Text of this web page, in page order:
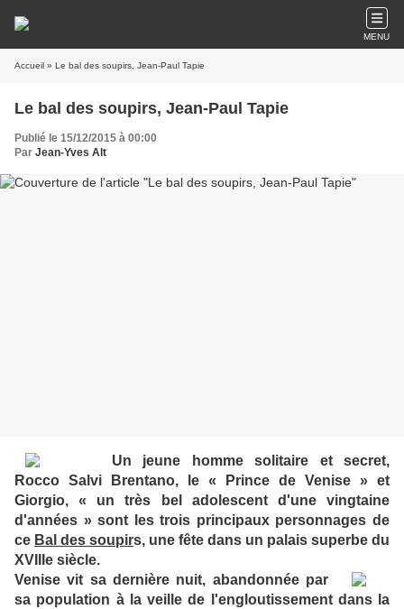
MENU
Accueil » Le bal des soupirs, Jean-Paul Tapie
Le bal des soupirs, Jean-Paul Tapie
Publié le 15/12/2015 à 00:00
Par Jean-Yves Alt
Un jeune homme solitaire et secret,
Rocco Salvi Brentano, le « Prince de Venise » et
Giorgio, « un très bel adolescent d'une vingtaine
d'années » sont les trois principaux personnages de
ce Bal des soupirs, une fête dans un palais superbe du
XVIIIe siècle.
Venise vit sa dernière nuit, abandonnée par
sa population à la veille de l'engloutissement dans la